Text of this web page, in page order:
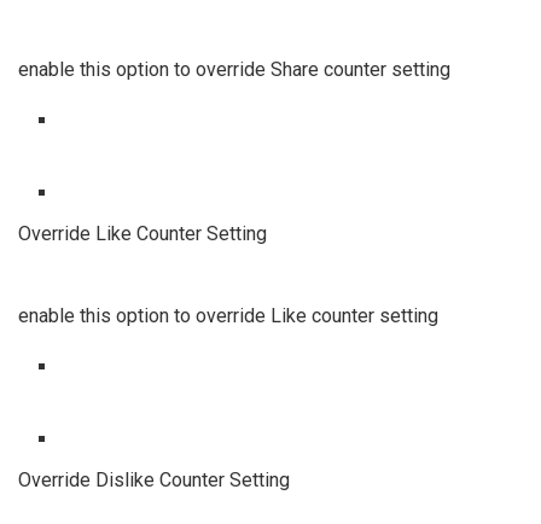
enable this option to override Share counter setting
Override Like Counter Setting
enable this option to override Like counter setting
Override Dislike Counter Setting